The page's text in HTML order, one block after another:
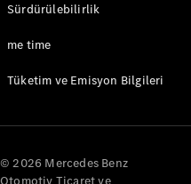
Sürdürülebilirlik
me time
Tüketim ve Emisyon Bilgileri
© 2026 Mercedes Benz